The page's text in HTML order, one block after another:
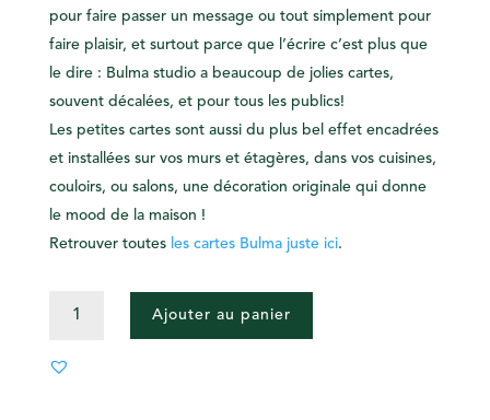
pour faire passer un message ou tout simplement pour
faire plaisir, et surtout parce que l’écrire c’est plus que
le dire : Bulma studio a beaucoup de jolies cartes,
souvent décalées, et pour tous les publics!
Les petites cartes sont aussi du plus bel effet encadrées
et installées sur vos murs et étagères, dans vos cuisines,
couloirs, ou salons, une décoration originale qui donne
le mood de la maison !
Retrouver toutes les cartes Bulma juste ici.
JE
Ajouter au panier